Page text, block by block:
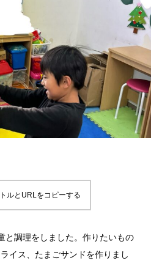
ルとURLをコピーする
と調理をしました。作りたいもの
イス、たまごサンドを作りまし